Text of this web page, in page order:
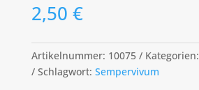
2,50 €
Artikelnummer: 10075 Kategorien:
Schlagwort: Sempervivum